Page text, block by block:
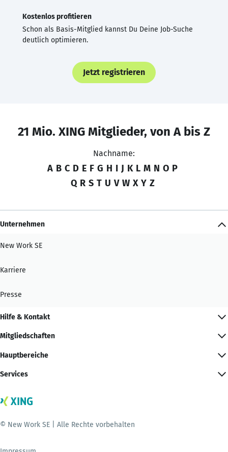
Kostenlos profitieren
Schon als Basis-Mitglied kannst Du Deine Job-Suche
deutlich optimieren.
Jetzt registrieren
21 Mio. XING Mitglieder, von A bis Z
Nachname:
A B C D E F G H I J K L M N O P
Q R S T U V W X Y Z
Unternehmen
New Work SE
Karriere
Presse
Hilfe & Kontakt
Mitgliedschaften
Hauptbereiche
Services
© New Work SE | Alle Rechte vorbehalten